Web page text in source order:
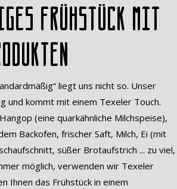
Frühstück mit
liegt uns nicht so. Unser
und kommt mit einem Texeler Touch.
(eine quarkähnliche Milchspeise),
Backofen, frischer Saft, Milch, Ei (mit
süßer Brotaufstrich ... zu viel,
möglich, verwenden wir Texeler
Ihnen das Frühstück in einem